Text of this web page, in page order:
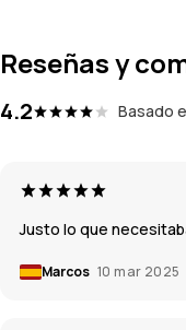
Reseñas y
4.2 Basado
Justo lo que
Marcos 10 mar 2025